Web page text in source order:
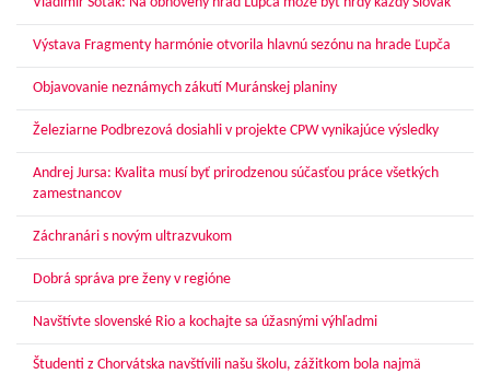
Výstava Fragmenty harmónie otvorila hlavnú sezónu na hrade Ľupča
Objavovanie neznámych zákutí Muránskej planiny
Železiarne Podbrezová dosiahli v projekte CPW vynikajúce výsledky
Andrej Jursa: Kvalita musí byť prirodzenou súčasťou práce všetkých
zamestnancov
Záchranári s novým ultrazvukom
Dobrá správa pre ženy v regióne
Navštívte slovenské Rio a kochajte sa úžasnými výhľadmi
Študenti z Chorvátska navštívili našu školu, zážitkom bola najmä